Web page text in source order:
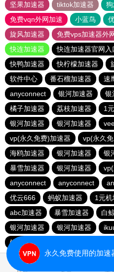
坚果加速器
tiktok加速器
免费vqn外网加速
小蓝鸟
旋风加速器
免费vps加速器外
快连加速器
快连加速器官网入
快鸭加速器
快柠檬加速器
软件中心
番石榴加速器 速
anyconnect
银河加速器 银
橘子加速器
荔枝加速器 1
银河加速器
银河加速器
vp(永久免费)加速器
vp(永久
海鸥加速器
银河加速器 银
暴雪加速器
银河加速器
anyconnect
anyconnect
优云666
蚂蚁加速器 1元机
abc加速器
暴雪加速器 白
银河加速器
银河加速器
银河加速器
永久免费使用的加速